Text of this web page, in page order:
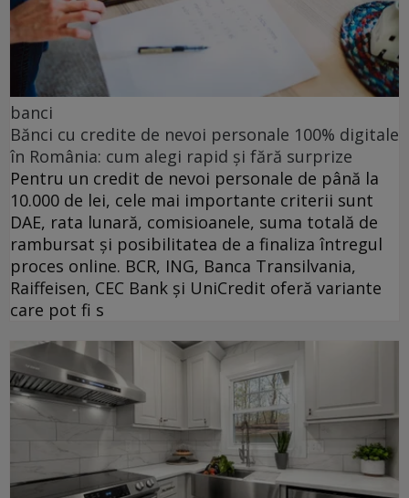
banci
Bănci cu credite de nevoi personale 100% digitale
în România: cum alegi rapid și fără surprize
Pentru un credit de nevoi personale de până la
10.000 de lei, cele mai importante criterii sunt
DAE, rata lunară, comisioanele, suma totală de
rambursat și posibilitatea de a finaliza întregul
proces online. BCR, ING, Banca Transilvania,
Raiffeisen, CEC Bank și UniCredit oferă variante
care pot fi s